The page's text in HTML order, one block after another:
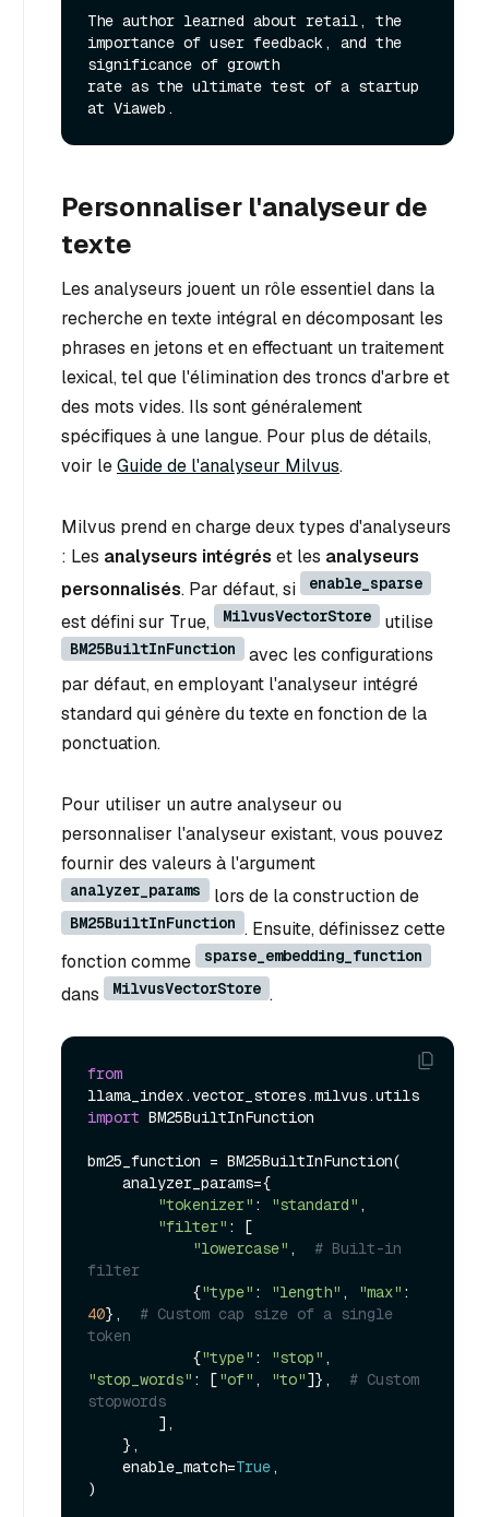
The author learned about retail, the
importance of user feedback, and the
significance of growth
rate as the ultimate test of a startup
Personnaliser l'analyseur de
texte
Les analyseurs jouent un rôle essentiel dans la
recherche en texte intégral en décomposant les
phrases en jetons et en effectuant un traitement
lexical, tel que l'élimination des troncs d'arbre et
des mots vides. Ils sont généralement
spécifiques à une langue. Pour plus de détails,
voir leGuide de l'analyseur Milvus.
Milvus prend en charge deux types d'analyseurs
: Les analyseurs intégrés et les analyseurs
personnalisés. Par défaut, si enable_sparse
est défini sur True, MilvusVectorStore utilise
BM25BuiltInFunction
avec les configurations
par défaut, en employant l'analyseur intégré
standard qui génère du texte en fonction de la
ponctuation.
Pour utiliser un autre analyseur ou
personnaliser l'analyseur existant, vous pouvez
fournir des valeurs à l'argument
analyzer_params lors de la construction de
BM25BuiltInFunction . Ensuite, définissez cette
fonction comme
sparse_embedding_function
dans MilvusVectorStore .
from
import BM25BuiltInFunction
bm25_function = BM25BuiltInFunction(
"tokenizer" : "standard" ,
"filter" : [
"lowercase" , # Built-in
filter
            {
"type" : "length" , "max"
40}, # Custom cap size of a single
token
            {
"type" : "stop"
"stop_words" : ["of" , "to"]}, # Custom
stopwords
    enable_match=
True,
)